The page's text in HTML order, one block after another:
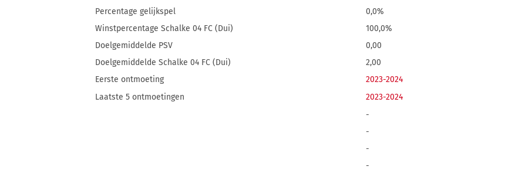
Percentage gelijkspel
0,0%
Winstpercentage Schalke 04 FC (Dui)
100,0%
Doelgemiddelde PSV
0,00
Doelgemiddelde Schalke 04 FC (Dui)
2,00
Eerste ontmoeting
2023-2024
Laatste 5 ontmoetingen 2023-2024
-
-
-
-